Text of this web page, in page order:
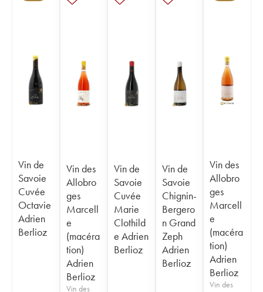
Vin de
Savoie
Cuvée
Octavie
Adrien
Berlioz
Vin des
Allobro
ges
Marcell
e
(macéra
tion)
Adrien
Berlioz
Vin des
Vin de
Savoie
Cuvée
Marie
Clothild
e Adrien
Berlioz
Vin de
Savoie
Chignin-
Bergero
n Grand
Zeph
Adrien
Berlioz
Vin des
Allobro
ges
Marcell
e
(macéra
tion)
Adrien
Berlioz
Vin des